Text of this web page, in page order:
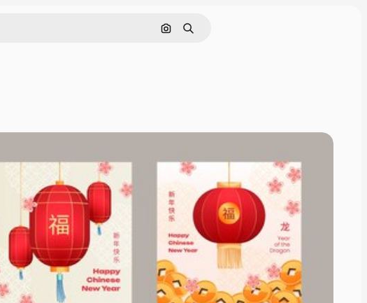
Cerca per immagine
Ricerca